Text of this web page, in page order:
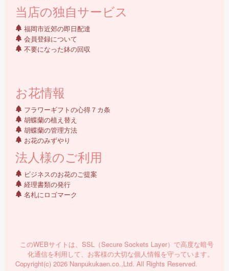
当店の独自サービス
福岡市近郊の即日配達
会員登録について
不要になった鉢の回収
お花情報
フラワーギフトの心得７カ条
胡蝶蘭の植え替え
胡蝶蘭の管理方法
お花のみずやり
法人様のご利用
ビジネスのお花のご提案
経理書類の発行
名札にロゴマーク
このWEBサイトは、SSL（Secure Sockets Layer）で高度な暗号
化通信を利用して、お客様の大切な個人情報を守っています。
Copyright(c) 2026 Nanpukukaen.co.,Ltd. All Rights Reserved.